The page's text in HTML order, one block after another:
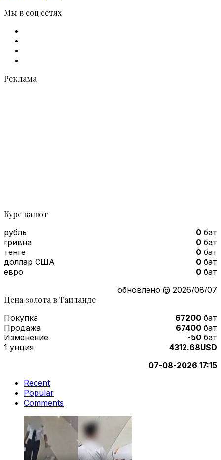
Мы в соц сетях
Реклама
Курс валют
рубль 0 бат
гривна
0 бат
тенге
0 бат
доллар США
0 бат
евро
0 бат
обновлено @ 2026/08/07
Цена золота в Таиланде
Покупка 67200 бат
Продажа
67400 бат
Изменение
-50 бат
1 унция
4312.68USD
07-08-2026 17:15
Recent
Popular
Comments